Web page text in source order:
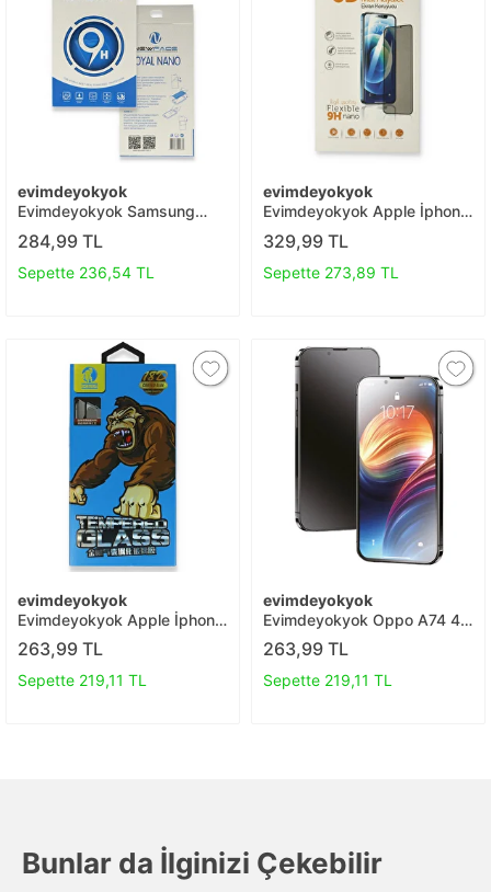
evimdeyokyok
Evimdeyokyok Samsung
Galaxy A51 Royal Nano
Ekran Koruyucu T20
284,99 TL
Sepette 236,54 TL
evimdeyokyok
Evimdeyokyok Apple İphone
12 Pro Max 6d Mat Seramik
Hayalet Nano Ekran
Koruyucu T20
329,99 TL
Sepette 273,89 TL
evimdeyokyok
Evimdeyokyok Apple İphone
14 Pro 18d Cam Ekran
Koruyucu T20
263,99 TL
Sepette 219,11 TL
evimdeyokyok
Evimdeyokyok Oppo A74 4g
3d Antistatik Mat Seramik
Nano Ekran Koruyucu T20
263,99 TL
Sepette 219,11 TL
Bunlar da İlginizi Çekebilir